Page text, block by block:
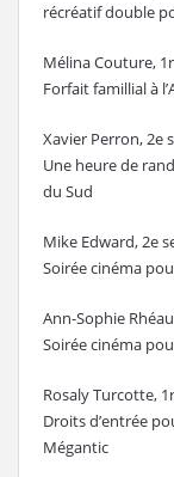
récréatif double
Mélina Couture,
Forfait famillial à
Xavier Perron, 2e
Une heure de
du Sud
Mike Edward, 2e
Soirée cinéma
Ann-Sophie
Soirée cinéma
Rosaly Turcotte,
Droits d’entrée
Mégantic